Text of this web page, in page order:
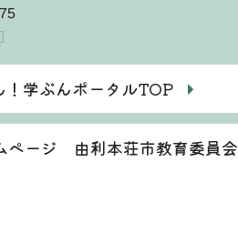
！学ぶんポータルTOP
ページ 由利本荘市教育委員会